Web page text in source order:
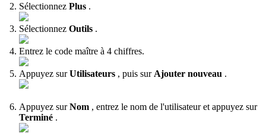
Sélectionnez Plus .
Sélectionnez Outils .
Entrez le code maître à 4 chiffres.
Appuyez surUtilisateurs , puis surAjouter nouveau .
Appuyez surNom , entrez le nom de l'utilisateur et appuyez sur
Terminé .